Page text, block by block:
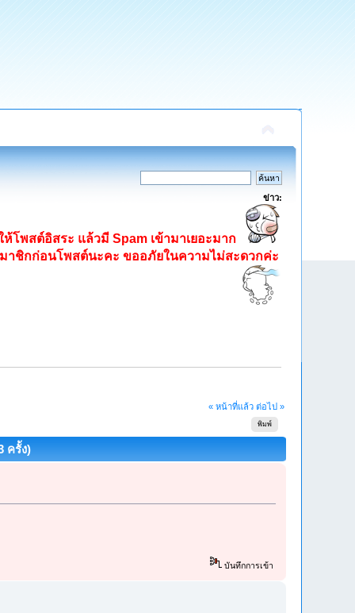
ข่าว:
ห้โพสต์อิสระ แล้วมี Spam เข้ามาเยอะมาก
าชิกก่อนโพสต์นะคะ ขออภัยในความไม่สะดวกค่ะ
« หน้าที่แล้ว ต่อไป »
พิมพ์
ครั้ง)
บันทึกการเข้า